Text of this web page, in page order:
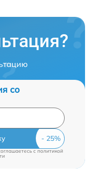
со
cполитикой